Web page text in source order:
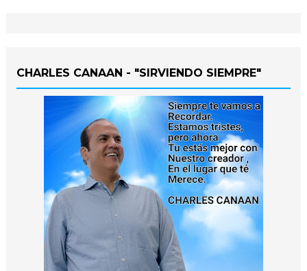
CHARLES CANAAN - "SIRVIENDO SIEMPRE"